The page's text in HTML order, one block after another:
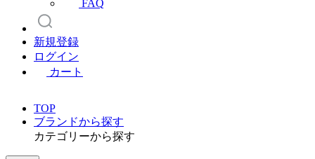
FAQ
新規登録
ログイン
カート
TOP
ブランドから探す
カテゴリーから探す